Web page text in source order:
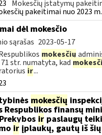
Mokesčių įstatymų
pakeitimai nuo 2023 m.
dėl mokesčio
sąrašas 2023-05-17
mokesčių
str. numatyta, kad
ir...
mokesčių
Respublikos finansų
ir paslaugų
ir įplaukų, gautų iš šių